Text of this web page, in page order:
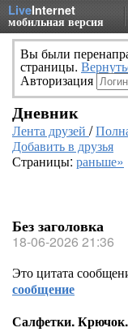
LiveInternet
мобильная версия
Вы были
страницы.
Авторизация
Дневник
Лента друзей /
Добавить в друзья
Страницы: раньше»
Без заголовка
18-06-2026 21:36
Это цитата
сообщение
Салфетки. Крючок.